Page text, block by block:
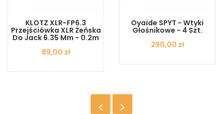
KLOTZ XLR-FP6.3
Przejściówka XLR Żeńska
Do Jack 6.35 Mm - 0.2m
Cena
89,00 zł
Oyaide SPYT - Wtyki
Głośnikowe - 4 Szt.
Cena
290,00 zł